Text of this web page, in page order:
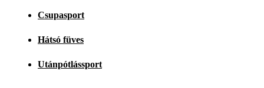
Csupasport
Hátsó füves
Utánpótlássport